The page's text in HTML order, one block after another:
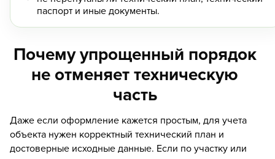
паспорт и иные документы.
Почему упрощенный порядок
не отменяет техническую
часть
Даже если оформление кажется простым, для учета
объекта нужен корректный технический план и
достоверные исходные данные. Если по участку или